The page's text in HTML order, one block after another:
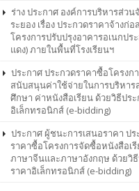
ร่าง ประกาศ องค์การบริหารส่วน
ระยอง เรื่อง ประกวดราคาจ้างก่อ
โครงการปรับปรุงอาคารอเนกปร
แดง) ภายในพื้นที่โรงเรียนฯ
ประกาศ ประกวดราคาซื้อโครงก
สนับสนุนค่าใช้จ่ายในการบริหาร
ศึกษา ค่าหนังสือเรียน ด้วยวิธีปร
อิเล็กทรอนิกส์ (e-bidding)
ประกาศ ผู้ชนะการเสนอราคา ปร
ราคาซื้อโครงการจัดซื้อหนังสือเ
ภาษาจีนและภาษาอังกฤษ ด้วยวิ
ราคาอิเล็กทรอนิกส์ (e-bidding)